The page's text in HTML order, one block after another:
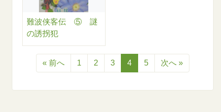
難波侠客伝 ⑤ 謎
の誘拐犯
« 前へ 1 2 3 4 5 次へ »